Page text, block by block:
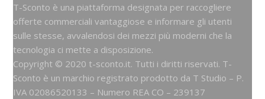
T-Sconto è una piattaforma designata per raccogliere
offerte commerciali vantaggiose e informare gli utenti
sulle stesse, avvalendosi dei mezzi più moderni che la
tecnologia ci mette a disposizione.
Copyright © 2020 t-sconto.it. Tutti i diritti riservati. T-
Sconto è un marchio registrato prodotto da T Studio – P.
IVA 02086520133 – Numero REA CO – 239137